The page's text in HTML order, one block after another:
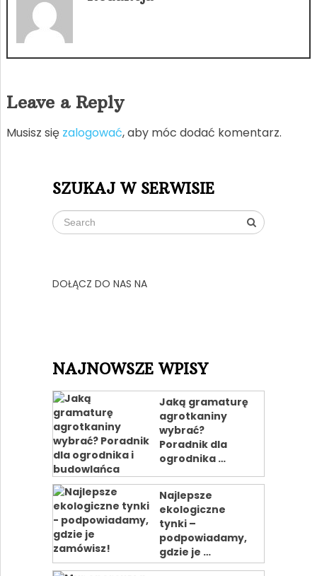
Leave a Reply
Musisz się zalogować, aby móc dodać komentarz.
SZUKAJ W SERWISIE
DOŁĄCZ DO NAS NA
NAJNOWSZE WPISY
Jaką gramaturę
agrotkaniny
wybrać?
Poradnik dla
ogrodnika …
Najlepsze
ekologiczne
tynki –
podpowiadamy,
gdzie je …